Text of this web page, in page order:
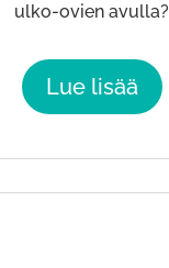
ulko-ovien avulla?
Lue lisää